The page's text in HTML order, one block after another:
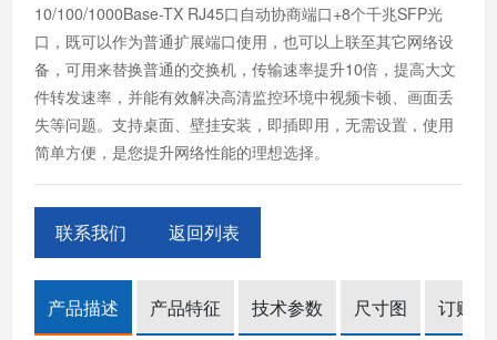
10/100/1000Base-TX RJ45口自动协商端口+8个千兆SFP光
口，既可以作为普通扩展端口使用，也可以上联至其它网络设
备，可用来替换普通的交换机，传输速率提升10倍，提高大文
件转发速率，并能有效解决高清监控环境中视频卡顿、画面丢
失等问题。支持桌面、壁挂安装，即插即用，无需设置，使用
简单方便，是您提升网络性能的理想选择。
联系我们 返回列表
产品描述 产品特征 技术参数 尺寸图 订购信